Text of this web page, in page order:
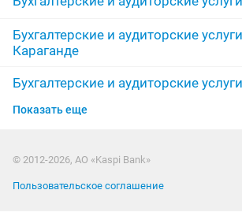
закрытие бухгалтерские отчеты
налоговая отчетность
Бухгалтерские и аудиторские
Караганде
Бухгалтерские и аудиторские
Бухгалтерские и аудиторские
Показать еще
© 2012-2026, АО «Kaspi Bank»
Пользовательское соглашение